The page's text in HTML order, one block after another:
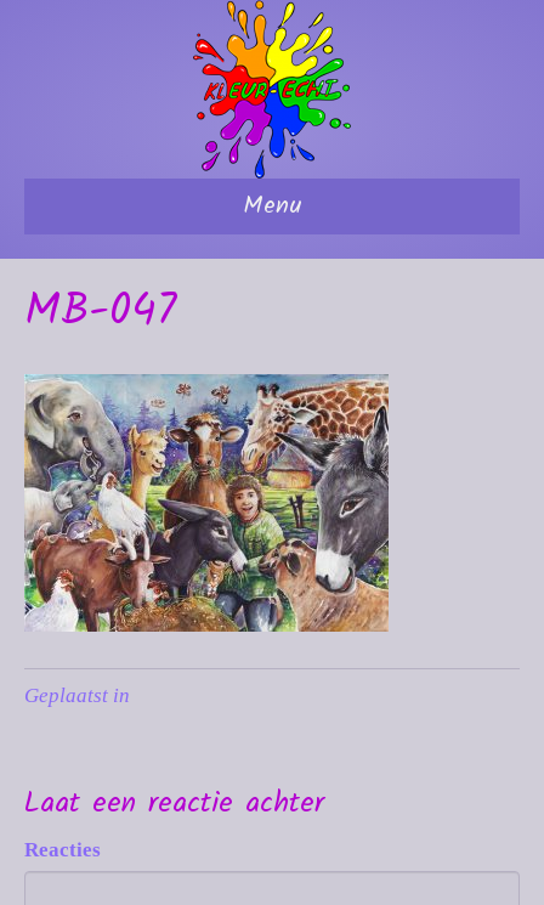
Menu
MB-047
Geplaatst in
Laat een reactie achter
Reacties